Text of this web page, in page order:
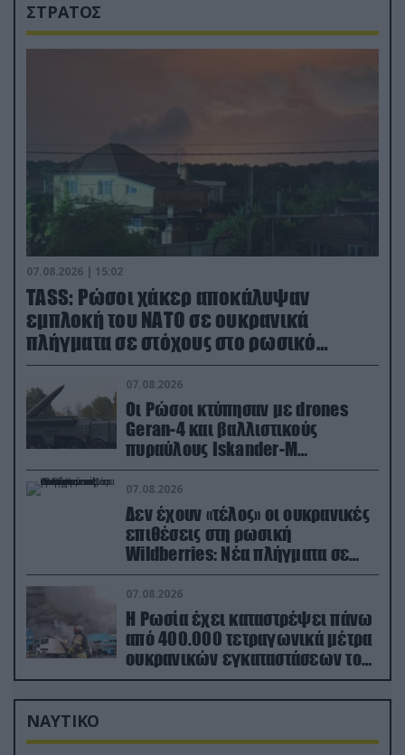
ΣΤΡΑΤΟΣ
07.08.2026 | 15:02
TASS: Ρώσοι χάκερ αποκάλυψαν
εμπλοκή του ΝΑΤΟ σε ουκρανικά
πλήγματα σε στόχους στο ρωσικό
έδαφος!
07.08.2026
Οι Ρώσοι κτύπησαν με drones
Geran-4 και βαλλιστικούς
πυραύλους Iskander-M
ουκρανικό τρένο με στρατιωτικό
εξοπλισμό
07.08.2026
Δεν έχουν «τέλος» οι ουκρανικές
επιθέσεις στη ρωσική
Wildberries: Νέα πλήγματα σε
εγκαταστάσεις στα Ουράλια
07.08.2026
Η Ρωσία έχει καταστρέψει πάνω
από 400.000 τετραγωνικά μέτρα
ουκρανικών εγκαταστάσεων τον
Ιούλιο
ΝΑΥΤΙΚΟ